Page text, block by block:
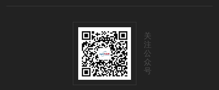
关
注
公
众
号